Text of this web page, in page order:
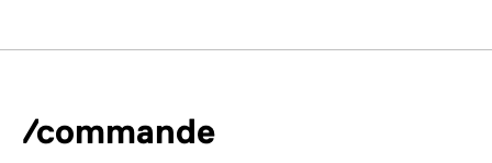
/commande